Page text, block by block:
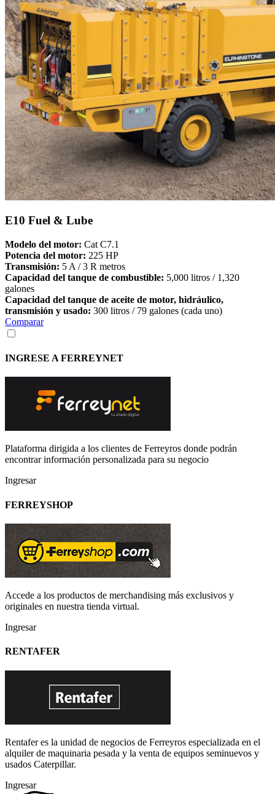
E10 Fuel & Lube
Modelo del motor: Cat C7.1
Potencia del motor: 225 HP
Transmisión: 5 A / 3 R metros
Capacidad del tanque de combustible: 5,000 litros / 1,320
galones
Capacidad del tanque de aceite de motor, hidráulico,
transmisión y usado: 300 litros / 79 galones (cada uno)
Comparar
INGRESE A FERREYNET
Plataforma dirigida a los clientes de Ferreyros donde podrán
encontrar información personalizada para su negocio
Ingresar
FERREYSHOP
Accede a los productos de merchandising más exclusivos y
originales en nuestra tienda virtual.
Ingresar
RENTAFER
Rentafer es la unidad de negocios de Ferreyros especializada en el
alquiler de maquinaria pesada y la venta de equipos seminuevos y
usados Caterpillar.
Ingresar